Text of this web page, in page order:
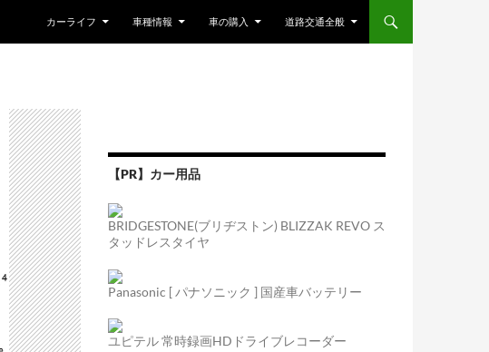
カーライフ
車種情報 車の購入 道路交通全般
【PR】カー用品
BRIDGESTONE(ブリヂストン) BLIZZAK REVO ス
タッドレスタイヤ
Panasonic [ パナソニック ] 国産車バッテリー
ユピテル 常時録画HDドライブレコーダー